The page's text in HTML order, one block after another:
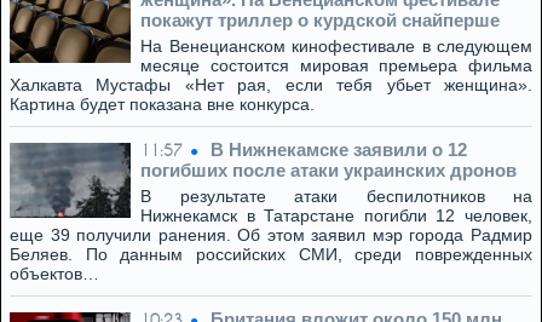
покажут триллер о курдской снайперше
На Венецианском кинофестивале в следующем
месяце состоится мировая премьера фильма
Халкавта Мустафы «Нет рая, если тебя убьет женщина».
Картина будет показана вне конкурса.
11:57
В Нижнекамске заявили о 12
погибших после атаки украинских дронов
В результате атаки беспилотников на
Нижнекамск в Татарстане погибли 12 человек,
еще 39 получили ранения. Об этом заявил мэр города Радмир
Беляев. По данным российских СМИ, среди поврежденных
объектов…